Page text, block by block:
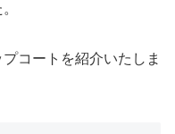
コートを紹介いたしま